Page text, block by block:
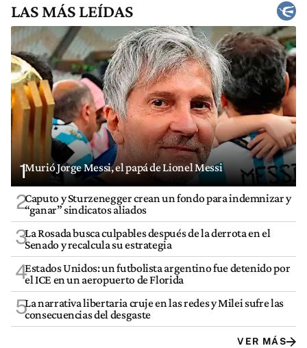
LAS MÁS LEÍDAS
1Murió Jorge Messi, el papá de Lionel Messi
2Caputo y Sturzenegger crean un fondo para indemnizar y
“ganar” sindicatos aliados
3La Rosada busca culpables después de la derrota en el
Senado y recalcula su estrategia
4Estados Unidos: un futbolista argentino fue detenido por
el ICE en un aeropuerto de Florida
5La narrativa libertaria cruje en las redes y Milei sufre las
consecuencias del desgaste
VER MÁS